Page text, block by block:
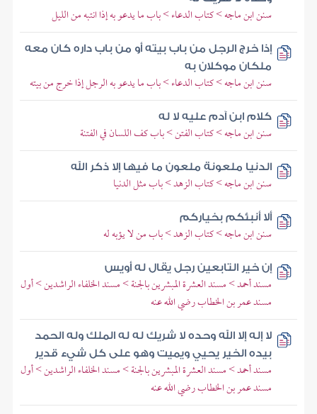
سنن ابن ماجه > كتاب الدعاء > باب ما يدعو به إذا انتبه من الليل
إذا خرج الرجل من باب بيته أو من باب داره كان معه
ملكان موكلان به
سنن ابن ماجه > كتاب الدعاء > باب ما يدعو به الرجل إذا خرج من بيته
كلام ابن آدم عليه لا له
سنن ابن ماجه > كتاب الفتن > باب كف اللسان في الفتنة
الدنيا ملعونة ملعون ما فيها إلا ذكر الله
سنن ابن ماجه > كتاب الزهد > باب مثل الدنيا
ألا أنبئكم بخياركم
سنن ابن ماجه > كتاب الزهد > باب من لا يؤبه له
إن خير التابعين رجل يقال له أويس
مسند أحمد > مسند العشرة المبشرين بالجنة > مسند الخلفاء الراشدين > أول
مسند عمر بن الخطاب رضي الله عنه
لا إله إلا الله وحده لا شريك له له الملك وله الحمد
بيده الخير يحيي ويميت وهو على كل شيء قدير
مسند أحمد > مسند العشرة المبشرين بالجنة > مسند الخلفاء الراشدين > أول
مسند عمر بن الخطاب رضي الله عنه